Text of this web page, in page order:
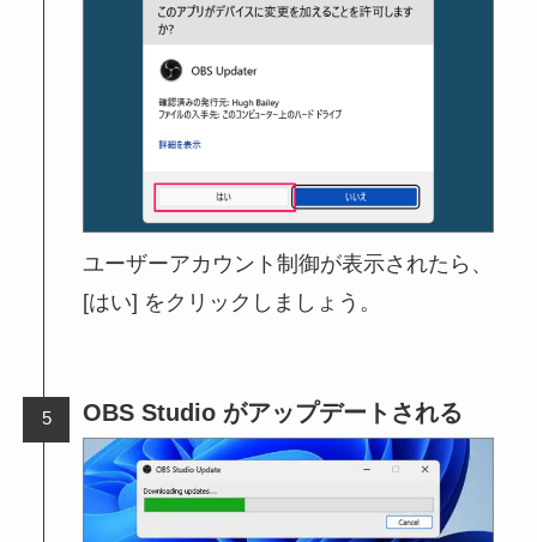
ユーザーアカウント制御が表示されたら、
[はい] をクリックしましょう。
OBS Studio がアップデートされる